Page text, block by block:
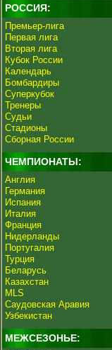
РОССИЯ:
Премьер-лига
Первая лига
Вторая лига
Кубок России
Календарь
Бомбардиры
Суперкубок
Тренеры
Судьи
Стадионы
Сборная России
ЧЕМПИОНАТЫ:
Англия
Германия
Испания
Италия
Франция
Нидерланды
Португалия
Турция
Беларусь
Казахстан
MLS
Саудовская Аравия
Узбекистан
МЕЖСЕЗОНЬЕ: